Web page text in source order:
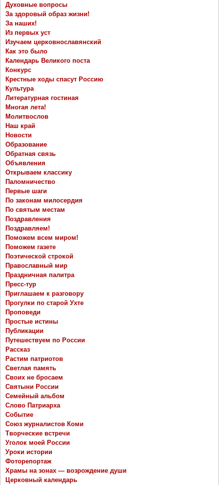
Духовные вопросы
За здоровый образ жизни!
За наших!
Из первых уст
Изучаем церковнославянский
Как это было
Календарь Великого поста
Конкурс
Крестные ходы спасут Россию
Культура
Литературная гостиная
Многая лета!
Молитвослов
Наш край
Новости
Образование
Обратная связь
Объявления
Открываем классику
Паломничество
Первые шаги
По законам милосердия
По святым местам
Поздравления
Поздравляем!
Поможем всем миром!
Поможем газете
Поэтической строкой
Православный мир
Праздничная палитра
Пресс-тур
Приглашаем к разговору
Прогулки по старой Ухте
Проповеди
Простые истины
Публикации
Путешествуем по России
Рассказ
Растим патриотов
Светлая память
Своих не бросаем
Святыни России
Семейный альбом
Слово Патриарха
Событие
Союз журналистов Коми
Творческие встречи
Уголок моей России
Уроки истории
Фоторепортаж
Храмы на зонах — возрождение души
Церковный календарь